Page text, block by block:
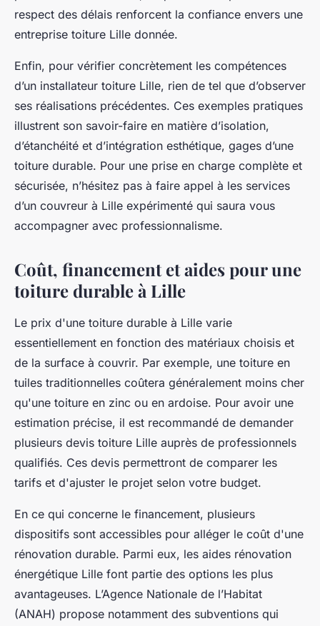
respect des délais renforcent la confiance envers une
entreprise toiture Lille donnée.
Enfin, pour vérifier concrètement les compétences
d’un installateur toiture Lille, rien de tel que d’observer
ses réalisations précédentes. Ces exemples pratiques
illustrent son savoir-faire en matière d’isolation,
d’étanchéité et d’intégration esthétique, gages d’une
toiture durable. Pour une prise en charge complète et
sécurisée, n’hésitez pas à faire appel à les services
d’un couvreur à Lille expérimenté qui saura vous
accompagner avec professionnalisme.
Coût, financement et aides pour une
toiture durable à Lille
Le prix d'une toiture durable à Lille varie
essentiellement en fonction des matériaux choisis et
de la surface à couvrir. Par exemple, une toiture en
tuiles traditionnelles coûtera généralement moins cher
qu'une toiture en zinc ou en ardoise. Pour avoir une
estimation précise, il est recommandé de demander
plusieurs devis toiture Lille auprès de professionnels
qualifiés. Ces devis permettront de comparer les
tarifs et d'ajuster le projet selon votre budget.
En ce qui concerne le financement, plusieurs
dispositifs sont accessibles pour alléger le coût d'une
rénovation durable. Parmi eux, les aides rénovation
énergétique Lille font partie des options les plus
avantageuses. L’Agence Nationale de l’Habitat
(ANAH) propose notamment des subventions qui